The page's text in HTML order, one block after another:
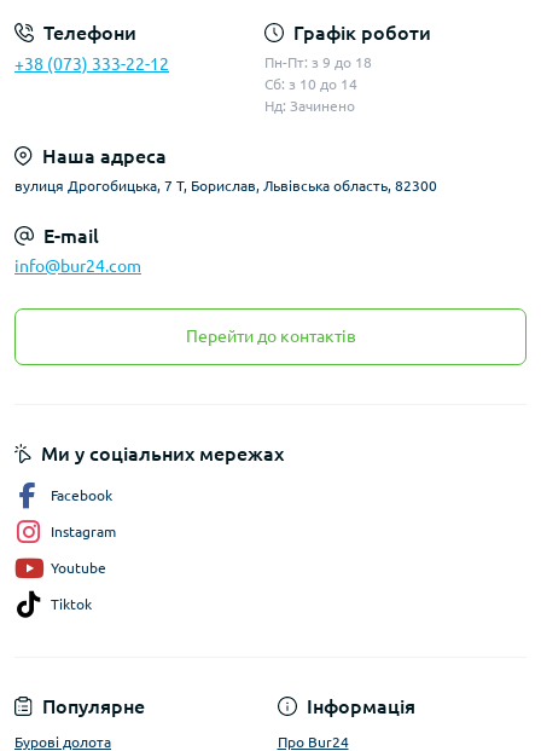
Телефони
+38 (073) 333-22-12
Графік роботи
Пн-Пт: з 9 до 18
Сб: з 10 до 14
Нд: Зачинено
Наша адреса
вулиця Дрогобицька, 7 Т, Борислав, Львівська область, 82300
E-mail
info@bur24.com
Перейти до контактів
Популярне
Бурові долота
Інформація
Про Bur24
Ми у соціальних мережах
Facebook
Instagram
Youtube
Tiktok